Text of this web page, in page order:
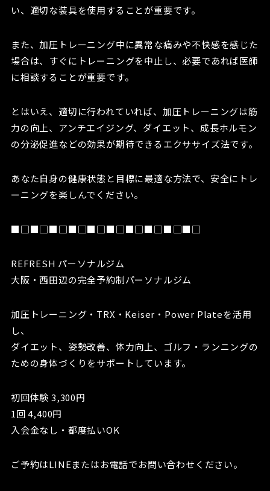
い、適切な装具を使用することが重要です。
また、加圧トレーニング中に異常な痛みや不快感を感じた
場合は、すぐにトレーニングを中止し、必要であれば医師
に相談することが重要です。
とはいえ、適切に行われていれば、加圧トレーニングは筋
力の向上、アンチエイジング、ダイエット、成長ホルモン
の分泌促進などの効果が期待できるエクササイズ法です。
あなた自身の健康状態と目標に最適な方法で、安全にトレ
ーニングを楽しんでください。
■□■□■□■□■□■□■□■□■□■□
REFRESH パーソナルジム
大阪・西田辺の完全予約制パーソナルジム
加圧トレーニング・TRX・Keiser・Power Plateを活用
し、
ダイエット、姿勢改善、体力向上、ゴルフ・ランニングの
ための身体づくりをサポートしています。
初回体験 3,300円
1回 4,400円
入会金なし・都度払いOK
ご予約はLINEまたはお電話でお問い合わせください。